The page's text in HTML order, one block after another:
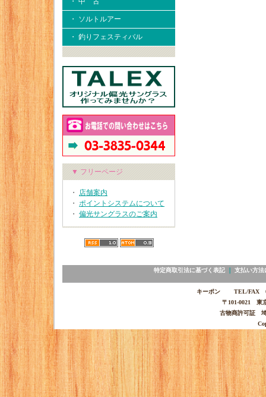
・ ソルトルアー
・ 釣りフェスティバル
▼ フリーページ
・ 店舗案内
・ ポイントシステムについて
・ 偏光サングラスのご案内
特定商取引法に基づく表記｜ 支払い方法
キーポン TEL/FAX
〒101-0021 東
古物商許可証